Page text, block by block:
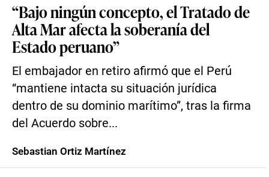
“Bajo ningún concepto, el Tratado de
Alta Mar afecta la soberanía del
Estado peruano”
El embajador en retiro afirmó que el Perú
“mantiene intacta su situación jurídica
dentro de su dominio marítimo”, tras la firma
del Acuerdo sobre...
Sebastian Ortiz Martínez